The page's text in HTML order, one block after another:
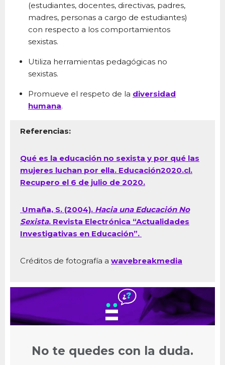
(estudiantes, docentes, directivas, padres,
madres, personas a cargo de estudiantes)
con respecto a los comportamientos
sexistas.
Utiliza herramientas pedagógicas no
sexistas.
Promueve el respeto de la diversidad
humana.
Referencias:
Qué es la educación no sexista y por qué las
mujeres luchan por ella. Educación2020.cl.
Recupero el 6 de julio de 2020.
Umaña, S. (2004). Hacia una Educación No
Sexista. Revista Electrónica “Actualidades
Investigativas en Educación”.
Créditos de fotografía a wavebreakmedia
No te quedes con la duda.